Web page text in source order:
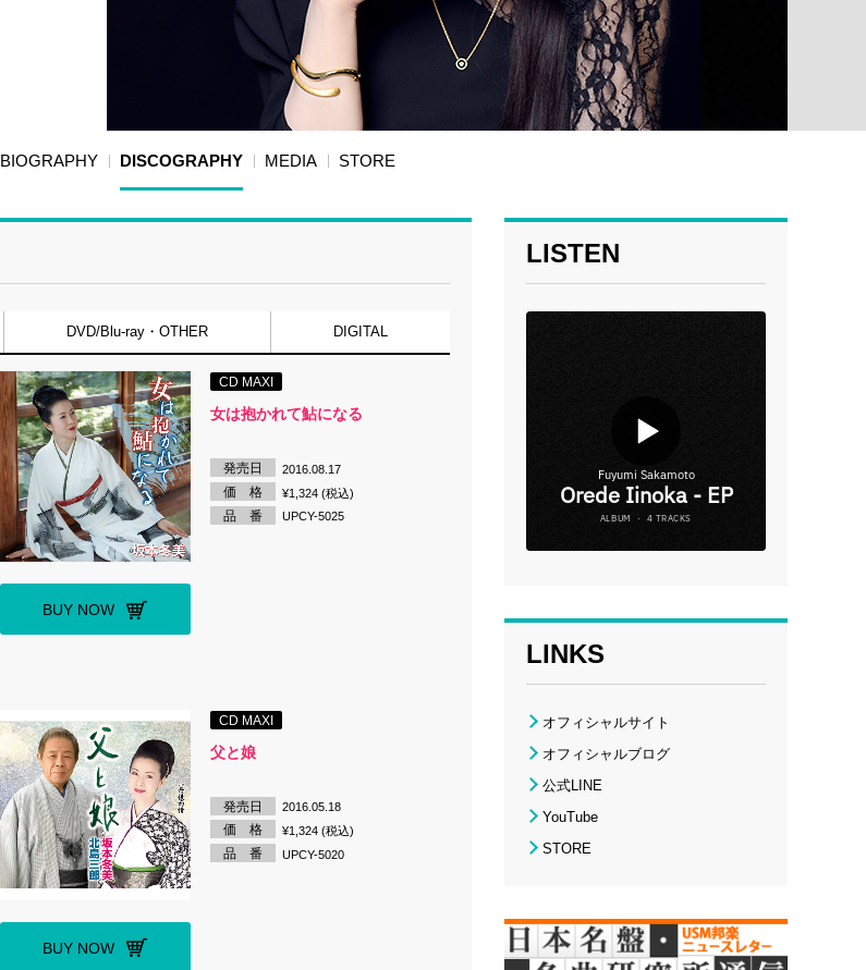
BIOGRAPHY DISCOGRAPHY MEDIA STORE
DVD/Blu-ray・OTHER DIGITAL
BUY NOW
CD MAXI
女は抱かれて鮎になる
発売日 2016.08.17
価 格 ¥1,324 (税込)
品 番 UPCY-5025
BUY NOW
CD MAXI
父と娘
発売日 2016.05.18
価 格 ¥1,324 (税込)
品 番 UPCY-5020
LISTEN
LINKS
オフィシャルサイト
オフィシャルブログ
公式LINE
YouTube
STORE